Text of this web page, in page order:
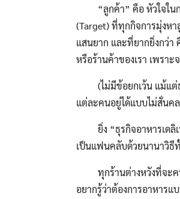
“ลูกค้า” คือ หัวใจในกา
(Target) ที่ทุกกิจการมุ่งห
แสนยาก และที่ยากยิ่งกว่า
หรือร้านค้าของเรา เพรา
(ไม่มีข้อยกเว้น แม้แต่ธุร
แต่ละคนอยู่ได้แบบไม่สั่นค
ยิ่ง “ธุรกิจอาหารเดลิเ
เป็นแฟนคลับด้วยนานาวิ
ทุกร้านต่างหวังที่จะครอ
อยากรู้ว่าต้องการอาหาร